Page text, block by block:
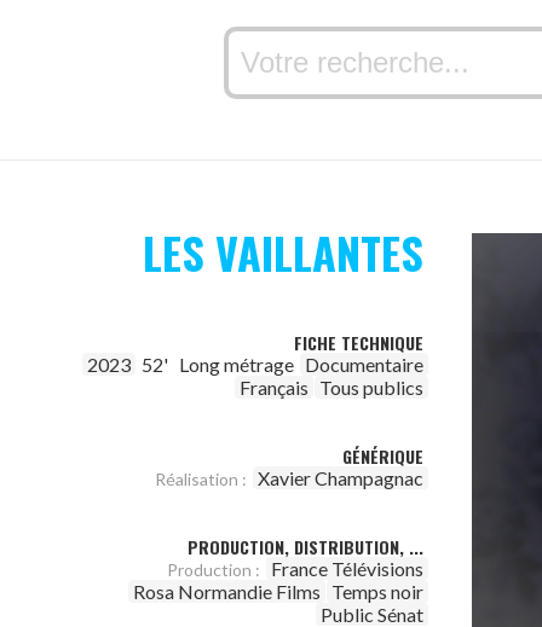
LES VAILLANTES
FICHE TECHNIQUE
2023 52' Long métrage Documentaire
Français Tous publics
GÉNÉRIQUE
Réalisation : Xavier Champagnac
PRODUCTION, DISTRIBUTION, ...
Production :
France Télévisions
Rosa Normandie Films Temps noir
Public Sénat